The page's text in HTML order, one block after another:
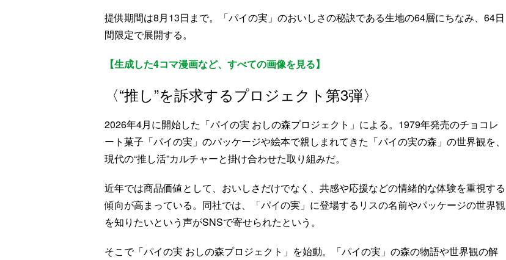
提供期間は8月13日まで。「パイの実」のおいしさの秘訣である生地の64層にちなみ、64日
間限定で展開する。
【生成した4コマ漫画など、すべての画像を見る】
〈“推し”を訴求するプロジェクト第3弾〉
2026年4月に開始した「パイの実 おしの森プロジェクト」による。1979年発売のチョコレ
ート菓子「パイの実」のパッケージや絵本で親しまれてきた「パイの実の森」の世界観を、
現代の“推し活”カルチャーと掛け合わせた取り組みだ。
近年では商品価値として、おいしさだけでなく、共感や応援などの情緒的な体験を重視する
傾向が高まっている。同社では、「パイの実」に登場するリスの名前やパッケージの世界観
を知りたいという声がSNSで寄せられたという。
そこで「パイの実 おしの森プロジェクト」を始動。「パイの実」の森の物語や世界観の解